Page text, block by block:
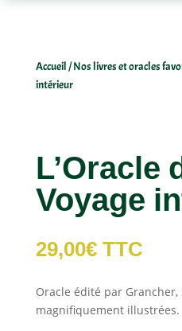
Accueil/Nos livres et oracles
intérieur
L’Oracle
Voyage
29,00€ TTC
Oracle édité par Grancher,
magnifiquement illustrées.